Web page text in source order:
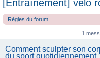
[Entraînement] vélo
Règles du forum
1
Comment sculpter son
du sport quotidiennement